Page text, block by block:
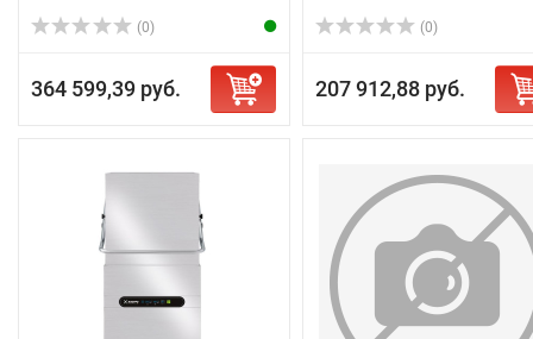
(0)
364 599,39 руб.
(0)
207 912,88 руб.